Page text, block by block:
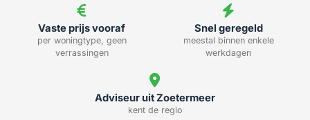
Vaste prijs vooraf
per woningtype, geen
verrassingen
Snel geregeld
meestal binnen enkele
werkdagen
Adviseur uit Zoetermeer
kent de regio